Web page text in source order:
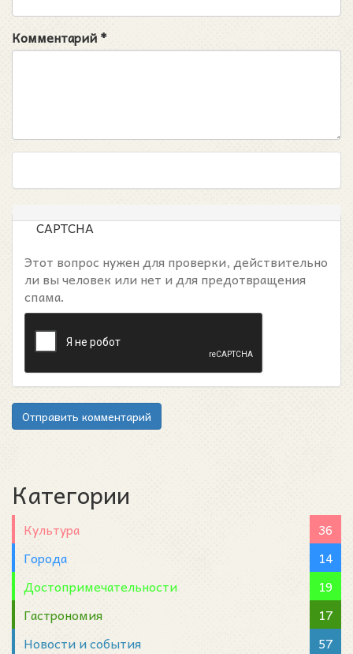
Комментарий*
CAPTCHA
Этот вопрос нужен для проверки, действительно
ли вы человек или нет и для предотвращения
спама.
Отправить комментарий
Категории
Культура
36
Города
14
Достопримечательности
19
Гастрономия
17
Новости и события
57